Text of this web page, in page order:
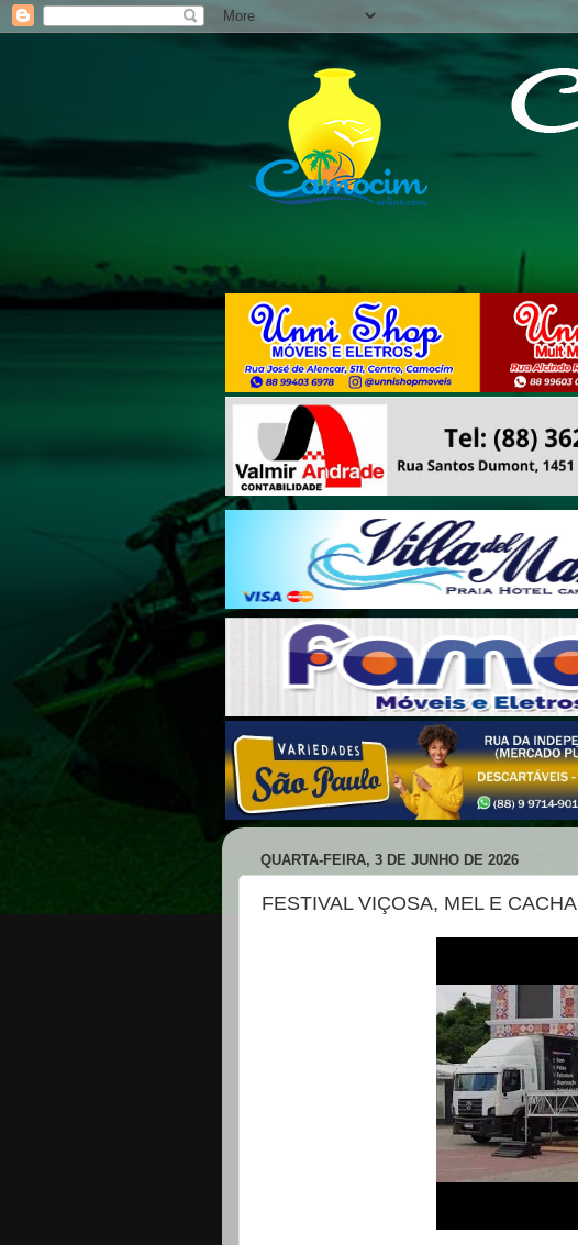
QUARTA-FEIRA, 3 DE JUNHO DE 2026
FESTIVAL VIÇOSA, MEL E